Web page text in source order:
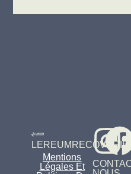
Mentions
Légales Et